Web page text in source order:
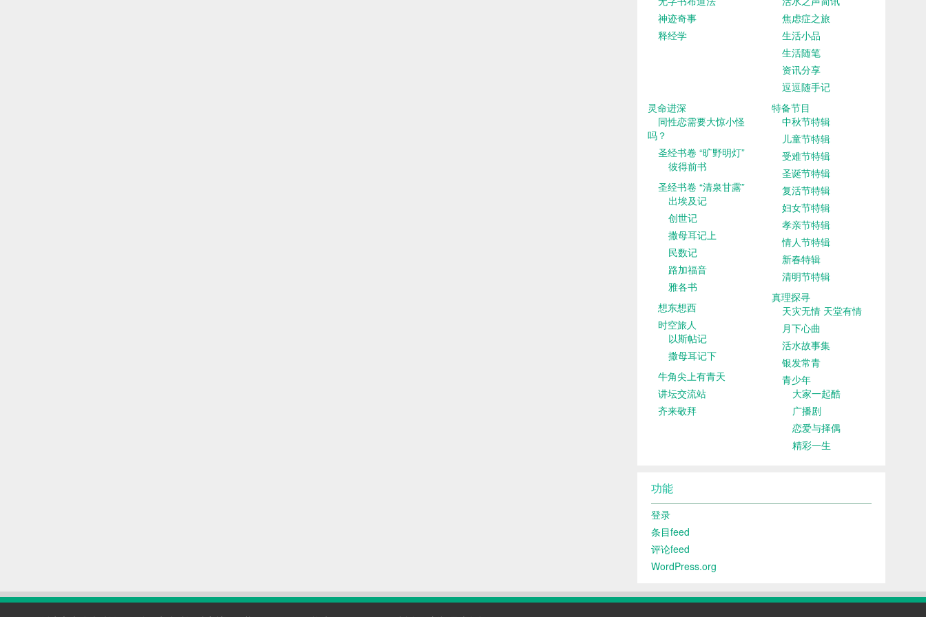
神迹奇事
释经学
焦虑症之旅
生活小品
生活随笔
资讯分享
逗逗随手记
灵命进深
同性恋需要大惊小怪
吗？
圣经书卷 “旷野明灯”
彼得前书
圣经书卷 “清泉甘露”
出埃及记
创世记
撒母耳记上
民数记
路加福音
雅各书
想东想西
时空旅人
以斯帖记
撒母耳记下
牛角尖上有青天
讲坛交流站
齐来敬拜
特备节目
中秋节特辑
儿童节特辑
受难节特辑
圣诞节特辑
复活节特辑
妇女节特辑
孝亲节特辑
情人节特辑
新春特辑
清明节特辑
真理探寻
天灾无情 天堂有情
月下心曲
活水故事集
银发常青
青少年
大家一起酷
广播剧
恋爱与择偶
精彩一生
功能
登录
条目feed
评论feed
WordPress.org